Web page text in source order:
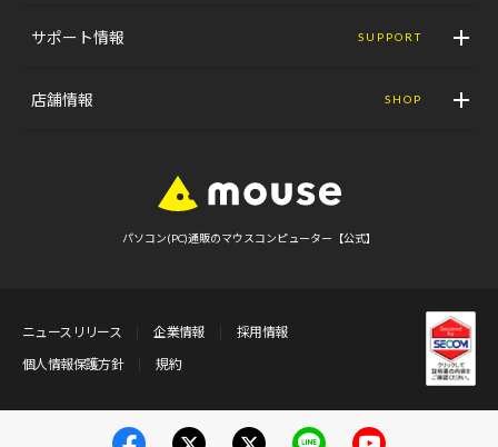
サポート情報 SUPPORT
店舗情報 SHOP
パソコン(PC)通販のマウスコンピューター【公式】
ニュースリリース 企業情報
採用情報
個人情報保護方針
規約